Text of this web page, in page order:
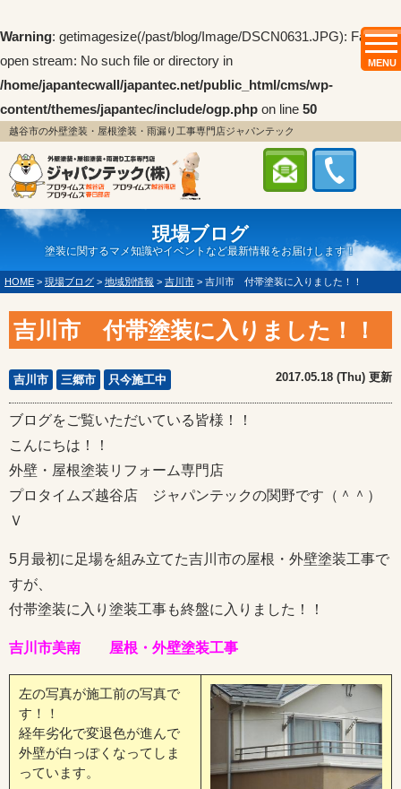
Warning: getimagesize(/past/blog/Image/DSCN0631.JPG): Failed to
open stream: No such file or directory in
/home/japantecwall/japantec.net/public_html/cms/wp-
content/themes/japantec/include/ogp.php on line 50
MENU
越谷市の外壁塗装・屋根塗装・雨漏り工事専門店ジャパンテック
現場ブログ
塗装に関するマメ知識やイベントなど最新情報をお届けします！
HOME > 現場ブログ > 地域別情報 > 吉川市 > 吉川市 付帯塗装に入りました！！
吉川市 付帯塗装に入りました！！
吉川市 三郷市 只今施工中 2017.05.18 (Thu) 更新
ブログをご覧いただいている皆様！！
こんにちは！！
外壁・屋根塗装リフォーム専門店
プロタイムズ越谷店 ジャパンテックの関野です（＾＾）
Ｖ
5月最初に足場を組み立てた吉川市の屋根・外壁塗装工事で
すが、
付帯塗装に入り塗装工事も終盤に入りました！！
吉川市美南 屋根・外壁塗装工事
左の写真が施工前の写真で
す！！
経年劣化で変退色が進んで
外壁が白っぽくなってしま
っています。